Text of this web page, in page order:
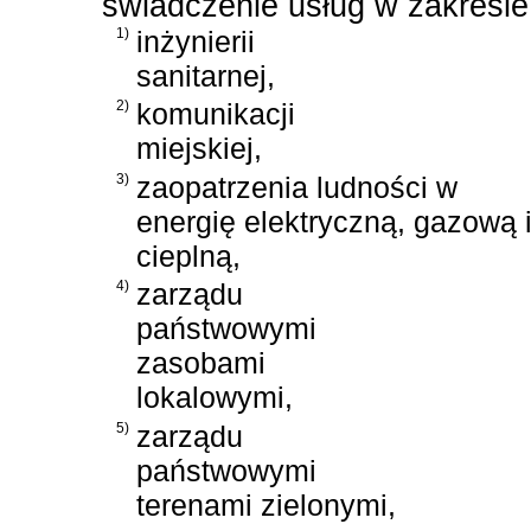
1) inżynierii
sanitarnej,
2) komunikacji
miejskiej,
3) zaopatrzenia ludności w
energię elektryczną, gazową i
cieplną,
4) zarządu
państwowymi
zasobami
lokalowymi,
5) zarządu
państwowymi
terenami zielonymi,